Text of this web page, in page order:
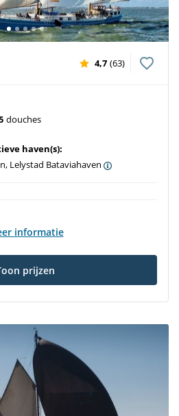
4,7 (63)
douches
haven(s):
Lelystad Bataviahaven
informatie
prijzen